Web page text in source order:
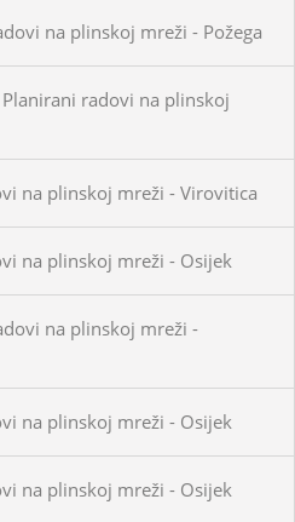
na plinskoj mreži - Požega
radovi na plinskoj
na plinskoj mreži - Virovitica
na plinskoj mreži - Osijek
na plinskoj mreži -
na plinskoj mreži - Osijek
na plinskoj mreži - Osijek